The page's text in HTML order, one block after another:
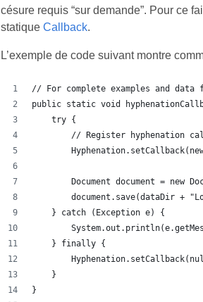
césure requis “sur demande”. Pour ce
statique Callback.
L’exemple de code suivant montre
// For complete examples and
public static void
    try {
// Register hyphenation
Document document = new
document.save(dataDir +
    } catch (Exception e) {
    } finally {
    }
}